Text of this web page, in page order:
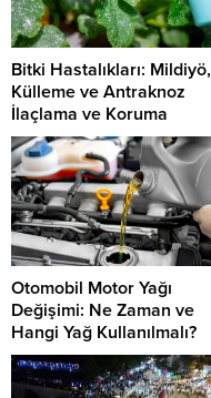
Bitki Hastalıkları: Mildiyö,
Külleme ve Antraknoz
İlaçlama ve Koruma
Otomobil Motor Yağı
Değişimi: Ne Zaman ve
Hangi Yağ Kullanılmalı?